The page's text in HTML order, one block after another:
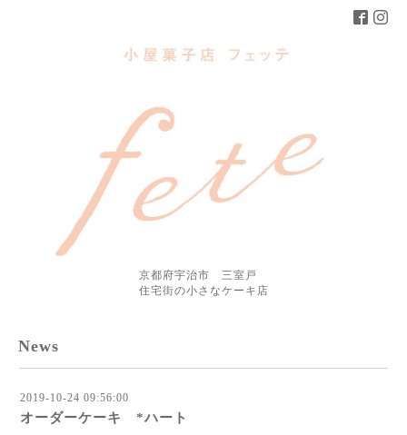
京都府宇治市 三室戸
住宅街の小さなケーキ店
News
2019-10-24 09:56:00
オーダーケーキ *ハート